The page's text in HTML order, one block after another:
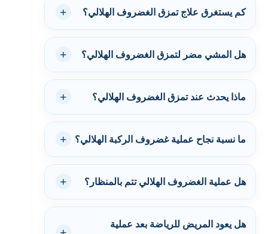
كم يستغرق علاج تمزق الغضروف الهلالي؟
هل المشي مضر لتمزق الغضروف الهلالي؟
ماذا يحدث عند تمزق الغضروف الهلالي؟
ما نسبة نجاح عملية غضروف الركبة الهلالي؟
هل عملية الغضروف الهلالي تتم بالمنظار؟
هل يعود المريض للرياضة بعد عملية